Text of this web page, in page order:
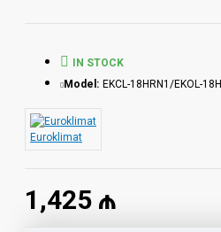
1,425 ₼
IN STOCK
Model: EKCL-18HRN1/EKOL-
Euroklimat